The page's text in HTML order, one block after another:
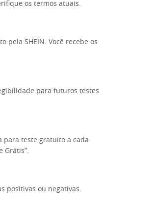
os termos atuais.
pela SHEIN. Você recebe os
para futuros testes
para teste gratuito a cada
Grátis”.
positivas ou negativas.